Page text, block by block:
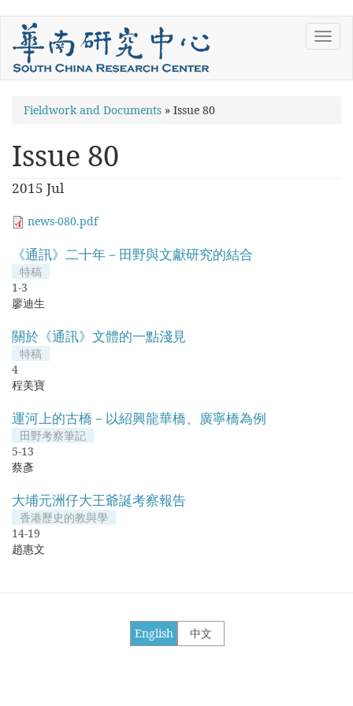
Skip
main
content
You
here
Fieldwork and Documents » Issue 80
Issue 80
2015 Jul
news-080.pdf
《通訊》二十年－田野與文獻研究的結合
特稿
1-3
廖迪生
關於《通訊》文體的一點淺見
特稿
4
程美寶
運河上的古橋－以紹興龍華橋、廣寧橋為例
田野考察筆記
5-13
蔡彥
大埔元洲仔大王爺誕考察報告
香港歷史的教與學
14-19
趙惠文
中文
English